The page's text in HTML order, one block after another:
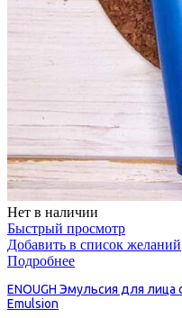
Нет в наличии
Быстрый просмотр
Добавить в список желаний
Подробнее
ENOUGH Эмульсия для
Emulsion